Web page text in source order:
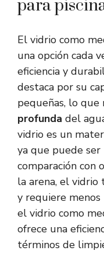
para
El vidrio como
una opción cada
eficiencia y
destaca por su
pequeñas, lo
profunda del
vidrio es un
ya que puede
comparación con
la arena, el vidrio
y requiere
el vidrio como
ofrece una
términos de